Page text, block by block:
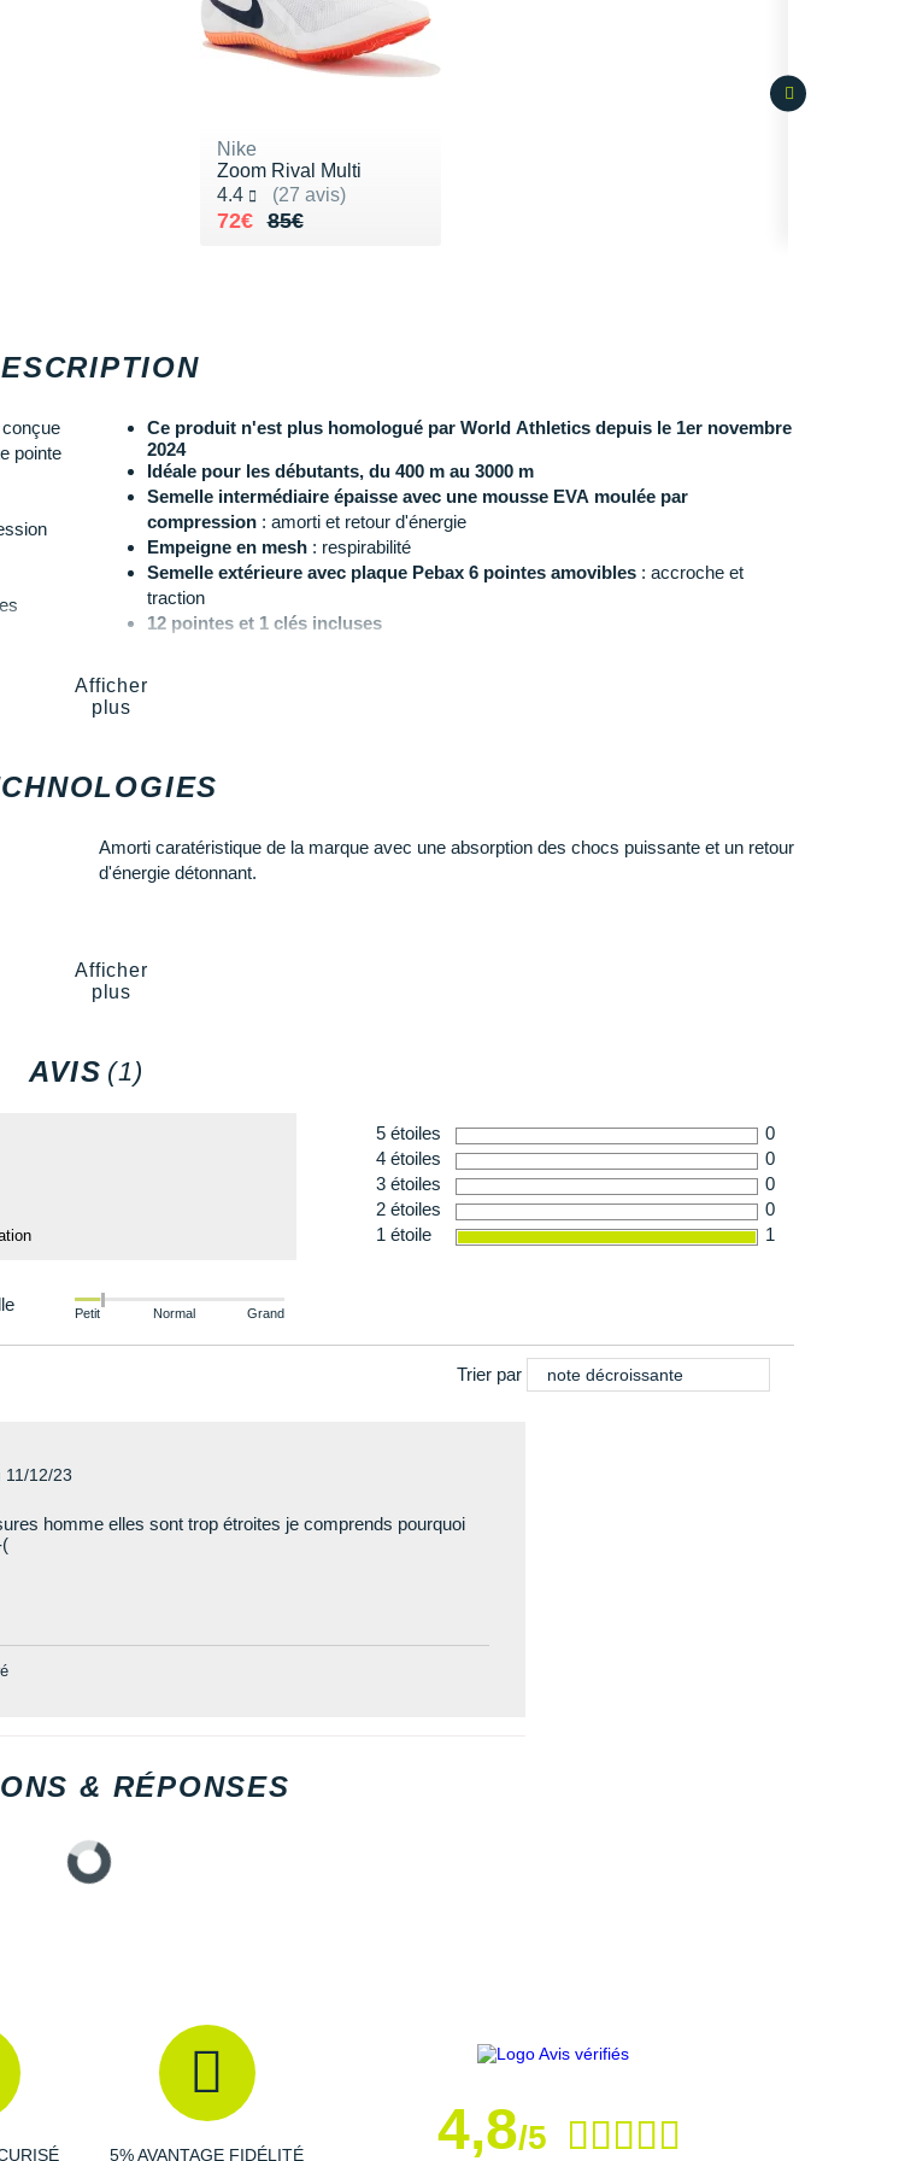
pointe
Ce produit n'est plus homologué par World Athletics depuis le 1er novembre
2024
Idéale pour les débutants, du 400 m au 3000 m
Semelle intermédiaire épaisse avec une mousse EVA moulée par
compression: amorti et retour d'énergie
Empeigne en mesh: respirabilité
Semelle extérieure avec plaque Pebax 6 pointes amovibles: accroche et
traction
12 pointes et 1 clés incluses
Afficher
plus
Amorti caratéristique de la marque avec une absorption des chocs puissante et un retour
d'énergie détonnant.
Afficher
plus
AVIS (1)
5 étoiles
0
4 étoiles
0
3 étoiles
0
2 étoiles
0
1 étoile
1
Petit Normal Grand
Trier par note décroissante
11/12/23
homme elles sont trop étroites je comprends pourquoi
& RÉPONSES
Nike
Zoom Rival Multi
4.4
(27 avis)
Noté 4.4 sur 5
85€
Au lieu de 85€
72€
Vendu 72€
5% AVANTAGE FIDÉLITÉ 4,8/5